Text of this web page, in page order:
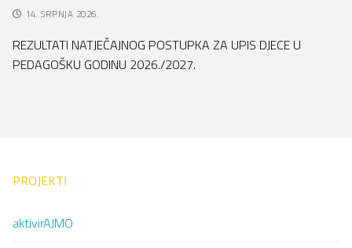
14. SRPNJA 2026.
REZULTATI NATJEČAJNOG POSTUPKA ZA UPIS DJECE U
PEDAGOŠKU GODINU 2026./2027.
PROJEKTI
aktivirAJMO